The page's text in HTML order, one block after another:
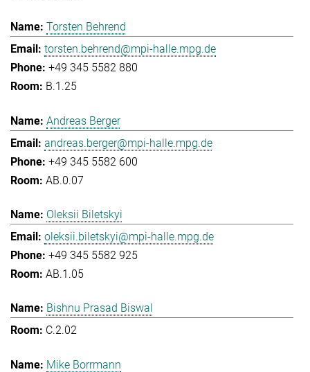
Torsten Behrend
torsten.behrend@mpi-halle.mpg.de
+49 345 5582 880
B.1.25
Andreas Berger
andreas.berger@mpi-halle.mpg.de
+49 345 5582 600
AB.0.07
Oleksii Biletskyi
oleksii.biletskyi@mpi-halle.mpg.de
+49 345 5582 925
AB.1.05
Bishnu Prasad Biswal
C.2.02
Mike Borrmann